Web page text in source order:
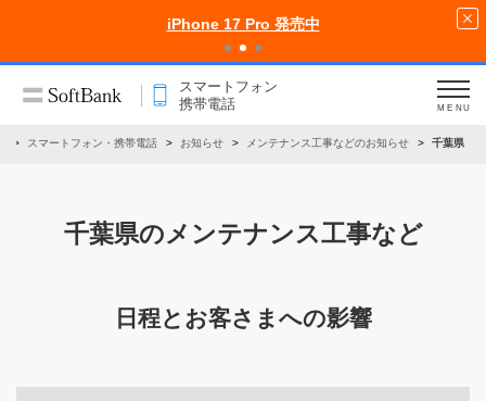
iPhone 17 Pro 発売中
スマートフォン
携帯電話
MENU
スマートフォン・携帯電話 お知らせ メンテナンス工事などのお知らせ 千葉県
千葉県のメンテナンス工事など
日程とお客さまへの影響